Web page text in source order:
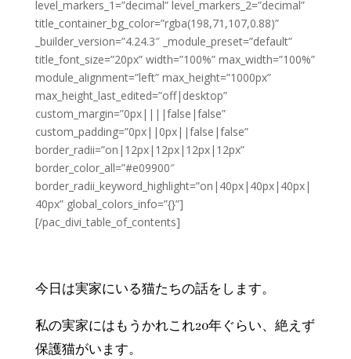
level_markers_1=”decimal” level_markers_2=”decimal”
title_container_bg_color=”rgba(198,71,107,0.88)”
_builder_version=”4.24.3″ _module_preset=”default”
title_font_size=”20px” width=”100%” max_width=”100%”
module_alignment=”left” max_height=”1000px”
max_height_last_edited=”off|desktop”
custom_margin=”0px||||false|false”
custom_padding=”0px||0px||false|false”
border_radii=”on|12px|12px|12px|12px”
border_color_all=”#e09900″
border_radii_keyword_highlight=”on|40px|40px|40px|
40px” global_colors_info=”{}”]
[/pac_divi_table_of_contents]
今日は実家にいる猫たちの話をします。
私の実家にはもうかれこれ20年ぐらい、絶えず
保護猫がいます。